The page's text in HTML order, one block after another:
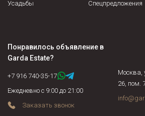
имеющие право на проживание.
собственников недееспособные,
залоге у банка. Если объект
доверенности, нужно подтвердить
доверенности на момент сделки и т.д.
Усадьбы
Спецпредложения
Понравилось объявление в
Garda Estate?
+7 916 740-35-17
Ежедневно с 9:00 до 21:00
Заказать звонок
Москва,
26, пом.